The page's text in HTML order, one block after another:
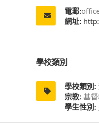
電郵:
網址:
學校類別
學校類別:
宗教:基督
學生性別: